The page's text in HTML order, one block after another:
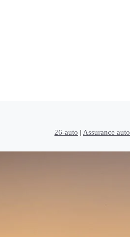
26-auto | Assurance auto